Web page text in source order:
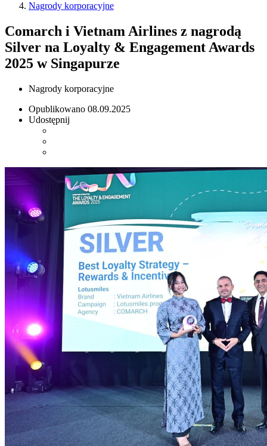
Nagrody korporacyjne
Comarch i Vietnam Airlines z nagrodą
Silver na Loyalty & Engagement Awards
2025 w Singapurze
Nagrody korporacyjne
Opublikowano 08.09.2025
Udostępnij